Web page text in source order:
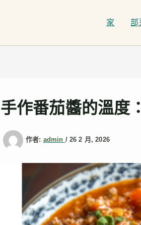
家 部
手作番茄醬的溫度
作者: admin / 26 2 月, 2026